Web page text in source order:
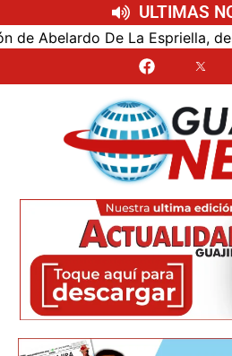
ULTIMAS
La Espriella, destacó